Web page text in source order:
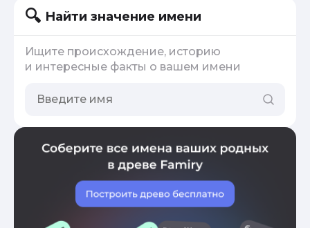
Найти значение имени
Ищите происхождение, историю
и интересные факты о вашем имени